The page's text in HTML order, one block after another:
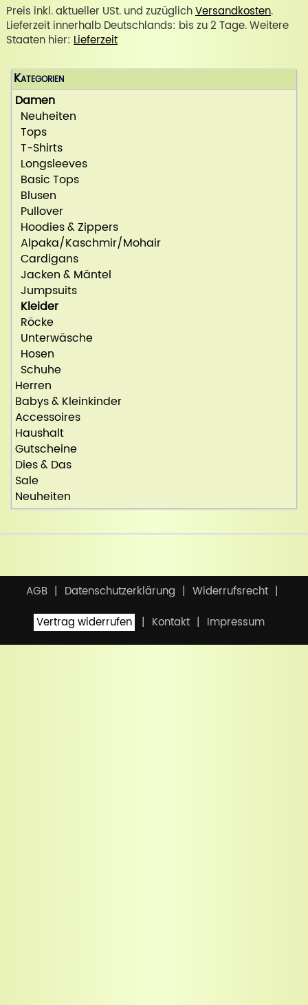
Preis inkl. aktueller USt. und zuzüglichVersandkosten.
Lieferzeit innerhalb Deutschlands: bis zu 2 Tage. Weitere
Staaten hier: Lieferzeit
Kategorien
Damen
Neuheiten
Tops
T-Shirts
Longsleeves
Basic Tops
Blusen
Pullover
Hoodies & Zippers
Alpaka/Kaschmir/Mohair
Cardigans
Jacken & Mäntel
Jumpsuits
Kleider
Röcke
Unterwäsche
Hosen
Schuhe
Herren
Babys & Kleinkinder
Accessoires
Haushalt
Gutscheine
Dies & Das
Sale
Neuheiten
AGB Datenschutzerklärung
Widerrufsrecht
Vertrag widerrufen
Kontakt Impressum